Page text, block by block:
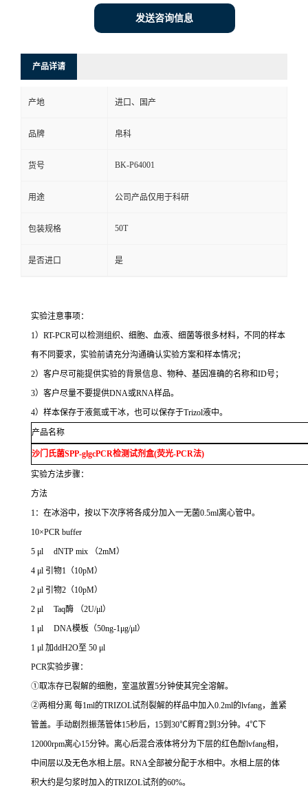
发送咨询信息
产品详请
产地 进口、国产
品牌 帛科
货号 BK-P64001
用途 公司产品仅用于科研
包装规格 50T
是否进口 是
实验注意事项：
1） RT-PCR可以检测组织、细胞、血液、细菌等很多材料，不同的样本
有不同要求，实验前请充分沟通确认实验方案和样本情况；
2）客户尽可能提供实验的背景信息、物种、基因准确的名称和ID号；
3）客户尽量不要提供DNA或RNA样品。
4）样本保存于液氮或干冰，也可以保存于Trizol液中。
产品名称
沙门氏菌SPP-glgcPCR检测试剂盒(荧光-PCR法)
实验方法步骤：
方法
1：在冰浴中，按以下次序将各成分加入一无菌0.5ml离心管中。
10×PCR buffer
5 μl dNTP mix
（2mM）
4 μl 引物1 （10pM）
2 μl 引物2 （10pM）
2 μl Taq酶 （2U/μl）
1 μl DNA模板（50ng-1μg/μl）
1 μl 加ddH2O至 50 μl
PCR实验步骤：
①取冻存已裂解的细胞，室温放置5分钟使其完全溶解。
②两相分离 每1ml的TRIZOL试剂裂解的样品中加入0.2ml的lvfang，盖紧
管盖。手动剧烈振荡管体15秒后， 15到 30℃孵育2到 3分钟。 4℃ 下
12000rpm离心15分钟。离心后混合液体将分为下层的红色酚lvfang相，
中间层以及无色水相上层。 RNA全部被分配于水相中。水相上层的体
积大约是匀浆时加入的TRIZOL试剂的60%。